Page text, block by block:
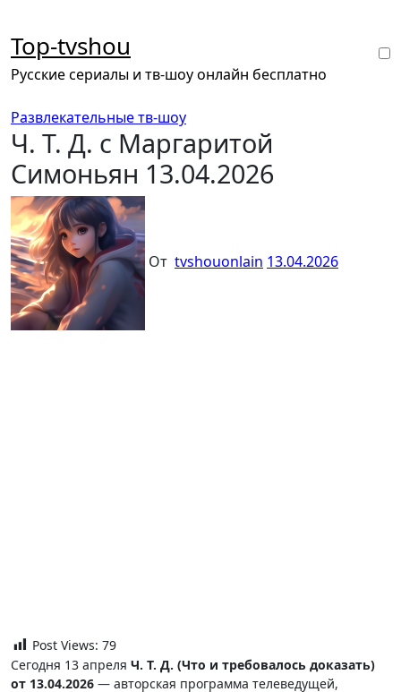
содержанию
Top-tvshou
Русские сериалы и тв-шоу онлайн бесплатно
Развлекательные тв-шоу
Ч. Т. Д. с Маргаритой
Симоньян 13.04.2026
От tvshouonlain 13.04.2026
Post Views: 79
Сегодня 13 апреля Ч. Т. Д. (Что и требовалось доказать)
от 13.04.2026 — авторская программа телеведущей,